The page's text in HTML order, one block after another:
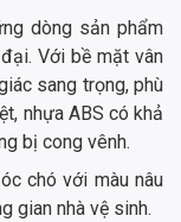
dòng sản phẩm
Với bề mặt vân
sang trọng, phù
nhựa ABS có khả
bị cong vênh.
chó với màu nâu
gian nhà vệ sinh.